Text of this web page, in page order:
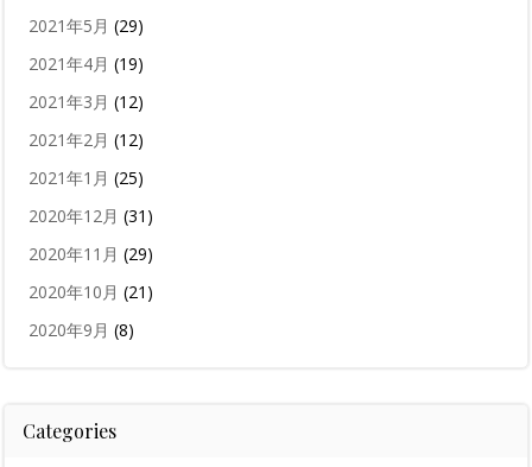
2021年5月 (29)
2021年4月 (19)
2021年3月 (12)
2021年2月 (12)
2021年1月 (25)
2020年12月 (31)
2020年11月 (29)
2020年10月 (21)
2020年9月 (8)
Categories